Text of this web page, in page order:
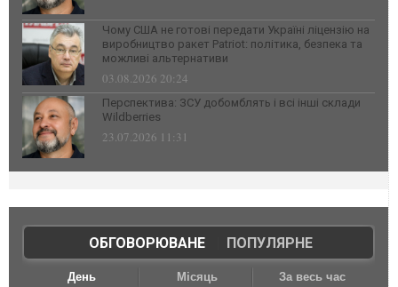
Чому США не готові передати Україні ліцензію на
виробництво ракет Patriot: політика, безпека та
можливі альтернативи
03.08.2026 20:24
Перспектива: ЗСУ добомблять і всі інші склади
Wildberries
23.07.2026 11:31
ОБГОВОРЮВАНЕ| ПОПУЛЯРНЕ
День Місяць За весь час